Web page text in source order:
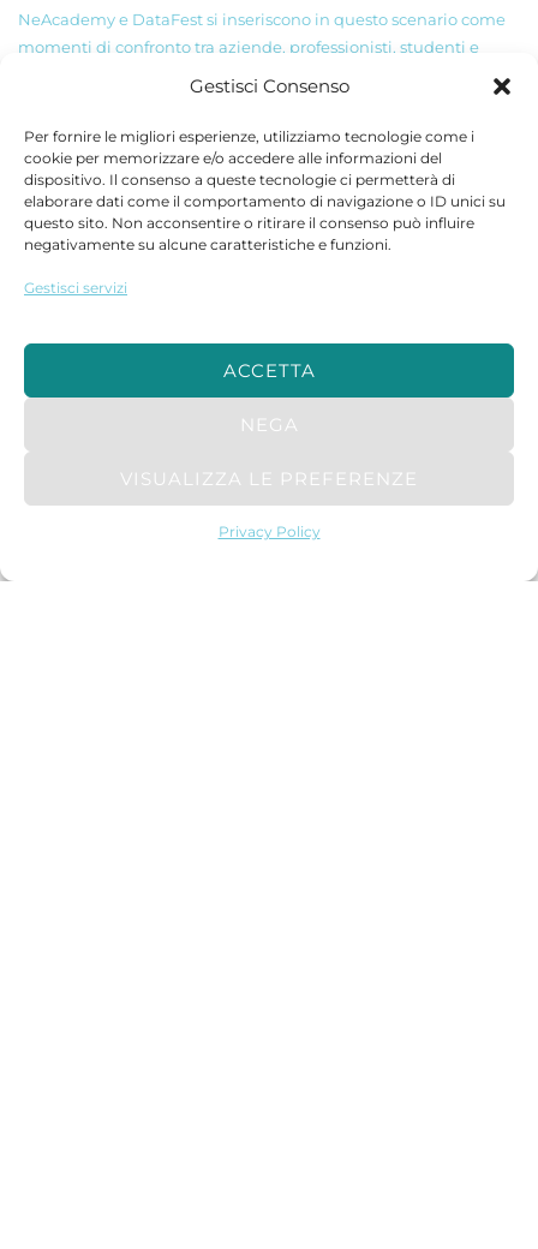
Gestisci Consenso
Per fornire le migliori esperienze, utilizziamo tecnologie come i
cookie per memorizzare e/o accedere alle informazioni del
dispositivo. Il consenso a queste tecnologie ci permetterà di
elaborare dati come il comportamento di navigazione o ID unici su
questo sito. Non acconsentire o ritirare il consenso può influire
negativamente su alcune caratteristiche e funzioni.
Gestisci servizi
ACCETTA
NEGA
VISUALIZZA LE PREFERENZE
Privacy Policy
NeAcademy e DataFest si inseriscono in questo scenario come
momenti di confronto tra aziende, professionisti, studenti e
operatori del settore ICT, con focus su AI, Cloud, Data Center,
digitali.
Cerca
Articoli recenti
Conclusa presso l’Università Federico II la seconda edizione degli